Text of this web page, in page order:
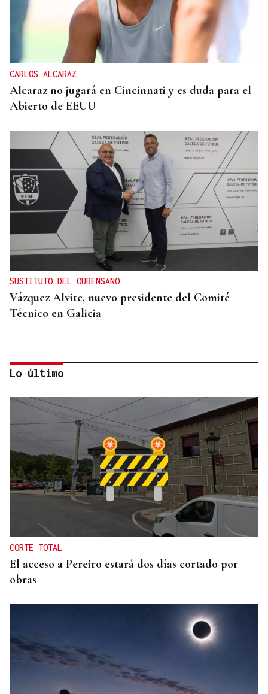
CARLOS ALCARAZ
Alcaraz no jugará en Cincinnati y es duda para el
Abierto de EEUU
SUSTITUTO DEL OURENSANO
Vázquez Alvite, nuevo presidente del Comité
Técnico en Galicia
DALLAS MAVERICKS
Santi Aldama, jugador de la NBA, visita Ourense
Lo último
CORTE TOTAL
El acceso a Pereiro estará dos días cortado por
obras